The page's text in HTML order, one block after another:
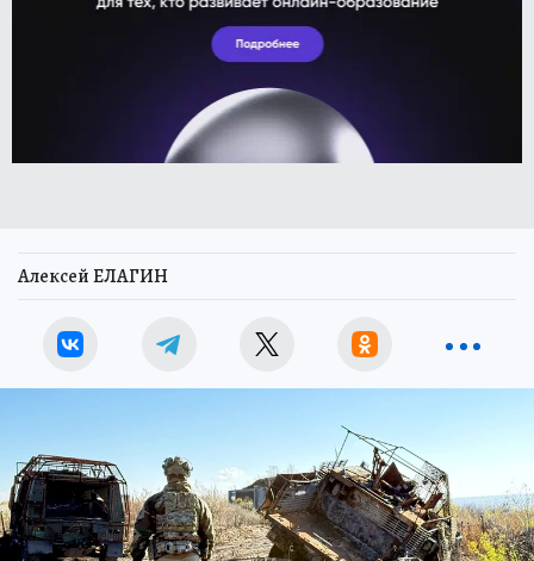
Алексей ЕЛАГИН